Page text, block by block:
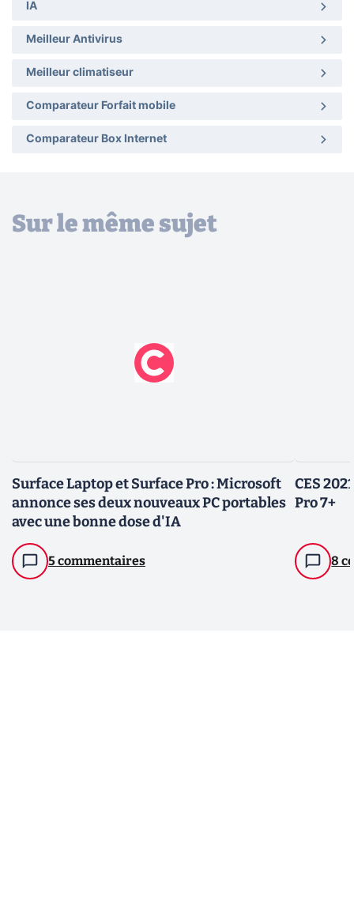
IA
Meilleur Antivirus
Meilleur climatiseur
Comparateur Forfait mobile
Comparateur Box Internet
Sur le même sujet
Surface Laptop et Surface Pro : Microsoft
annonce ses deux nouveaux PC portables
avec une bonne dose d'IA
5 commentaires
CES
Pro 7+
8